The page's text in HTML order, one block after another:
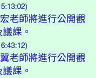
老師將進行公開觀
課。
老師將進行公開觀
課。